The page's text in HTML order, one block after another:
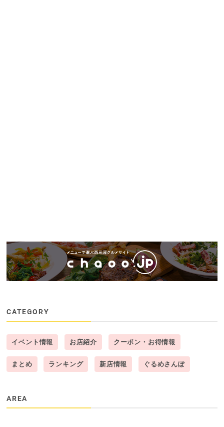
CATEGORY
イベント情報 お店紹介 クーポン・お得情報
まとめ ランキング 新店情報 ぐるめさんぽ
AREA